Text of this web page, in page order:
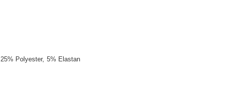
25% Polyester 5% Elastan